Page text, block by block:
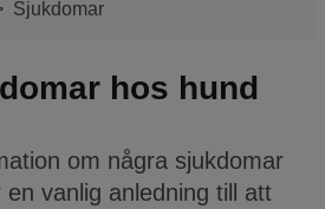
Sjukdomar
hos hund
om några sjukdomar
vanlig anledning till att